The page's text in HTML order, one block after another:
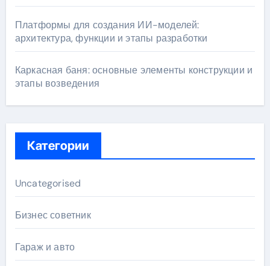
Платформы для создания ИИ-моделей:
архитектура, функции и этапы разработки
Каркасная баня: основные элементы конструкции и
этапы возведения
Категории
Uncategorised
Бизнес советник
Гараж и авто